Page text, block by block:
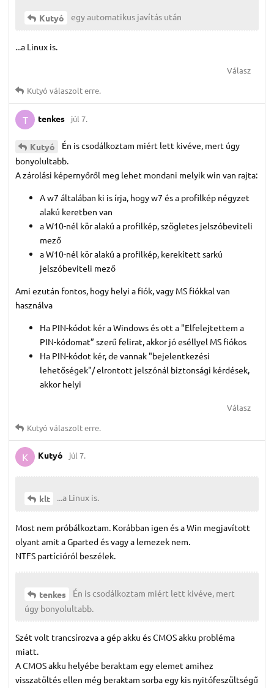
Kutyó egy automatikus javítás után
...a Linux is.
Válasz
Kutyó válaszolt erre.
T tenkes júl 7.
Kutyó
Én is csodálkoztam miért lett kivéve, mert úgy
bonyolultabb.
A zárolási képernyőről meg lehet mondani melyik win van rajta:
A w7 általában ki is írja, hogy w7 és a profilkép négyzet
alakú keretben van
a W10-nél kör alakú a profilkép, szögletes jelszóbeviteli
mező
a W10-nél kör alakú a profilkép, kerekített sarkú
jelszóbeviteli mező
Ami ezután fontos, hogy helyi a fiók, vagy MS fiókkal van
használva
Ha PIN-kódot kér a Windows és ott a "Elfelejtettem a
PIN-kódomat” szerű felirat, akkor jó eséllyel MS fiókos
Ha PIN-kódot kér, de vannak "bejelentkezési
lehetőségek"/ elrontott jelszónál biztonsági kérdések,
akkor helyi
Válasz
Kutyó válaszolt erre.
K Kutyó júl 7.
klt ...a Linux is.
Most nem próbálkoztam. Korábban igen és a Win megjavított
olyant amit a Gparted és vagy a lemezek nem.
NTFS partícióról beszélek.
tenkes
Én is csodálkoztam miért lett kivéve, mert
úgy bonyolultabb.
Szét volt trancsírozva a gép akku és CMOS akku probléma
miatt.
A CMOS akku helyébe beraktam egy elemet amihez
visszatöltés ellen még beraktam sorba egy kis nyitófeszültségű